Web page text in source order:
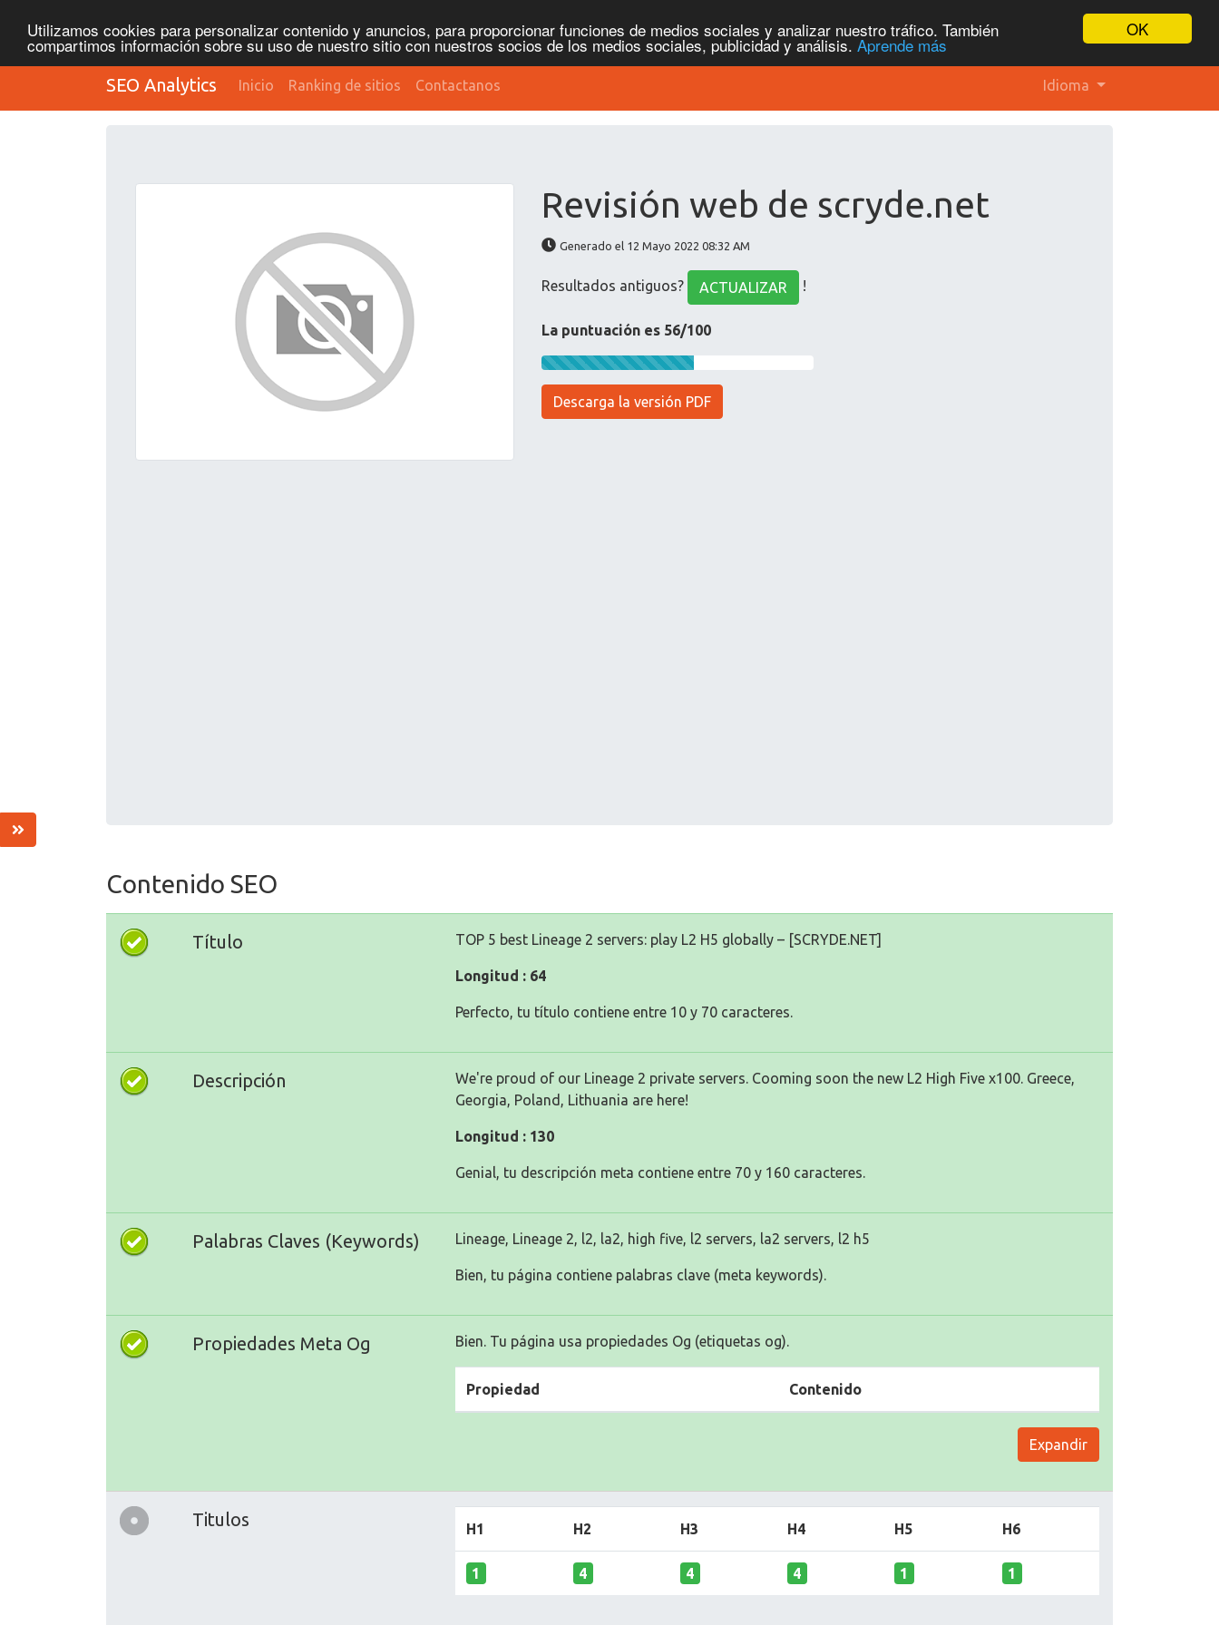
OK
Utilizamos cookies para personalizar contenido y anuncios, para proporcionar funciones de medios sociales y analizar nuestro tráfico. También
compartimos información sobre su uso de nuestro sitio con nuestros socios de los medios sociales, publicidad y análisis. Aprende más
SEO Analytics Inicio Ranking de sitios Contactanos Idioma
Revisión web de scryde.net
Generado el 12 Mayo 2022 08:32 AM
Resultados antiguos? ACTUALIZAR !
La puntuación es 56/100
Descarga la versión PDF
Contenido SEO
Título TOP 5 best Lineage 2 servers: play L2 H5 globally – [SCRYDE.NET]
Longitud : 64
Perfecto, tu título contiene entre 10 y 70 caracteres.
Descripción
We're proud of our Lineage 2 private servers. Cooming soon the new L2 High Five x100. Greece,
Georgia, Poland, Lithuania are here!
Longitud : 130
Genial, tu descripción meta contiene entre 70 y 160 caracteres.
Palabras Claves (Keywords) Lineage, Lineage 2, l2, la2, high five, l2 servers, la2 servers, l2 h5
Bien, tu página contiene palabras clave (meta keywords).
Propiedades Meta Og Bien. Tu página usa propiedades Og (etiquetas og).
Propiedad Contenido
Expandir
Titulos H1 H2 H3 H4 H5 H6
1 4 4 4 1 1